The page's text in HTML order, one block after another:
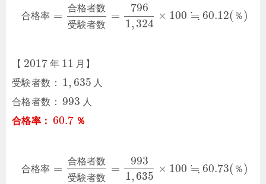
合格率 =
合格者数
受験者数
=
796
1, 324
× 100 ≒ 60.12( ％)
【 2017 年 11 月】
受験者数：
1, 635 人
合格者数：
993 人
合格率： 60.7 ％
合格率 =
合格者数
受験者数
=
993
1,635
× 100 ≒ 60.73( ％)